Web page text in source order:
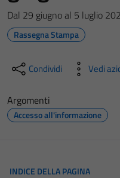
Dal 29 giugno al 5 luglio
Rassegna Stampa
Condividi Vedi
Argomenti
Accesso all'informazione
INDICE DELLA PAGINA